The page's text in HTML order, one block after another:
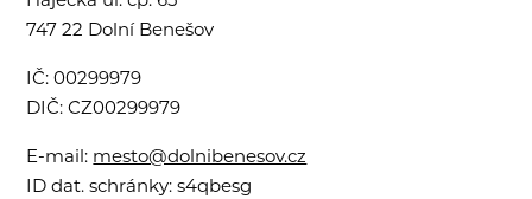
747 22 Dolní Benešov
IČ:00299979
DIČ:CZ00299979
E-mail: mesto@dolnibenesov.cz
ID dat. schránky:s4qbesg